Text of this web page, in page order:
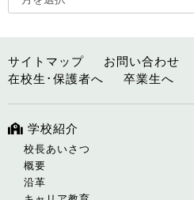
サイトマップ お問い合わせ
在校生･保護者へ
卒業生へ
学校紹介
校長あいさつ
概要
沿革